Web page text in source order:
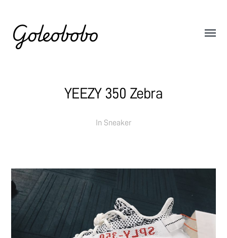
Goleobobo
YEEZY 350 Zebra
In Sneaker